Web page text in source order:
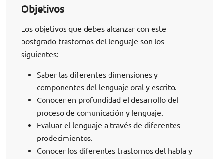
Objetivos
Los objetivos que debes alcanzar con este
postgrado trastornos del lenguaje son los
siguientes:
Saber las diferentes dimensiones y
componentes del lenguaje oral y escrito.
Conocer en profundidad el desarrollo del
proceso de comunicación y lenguaje.
Evaluar el lenguaje a través de diferentes
prodecimientos.
Conocer los diferentes trastornos del habla y